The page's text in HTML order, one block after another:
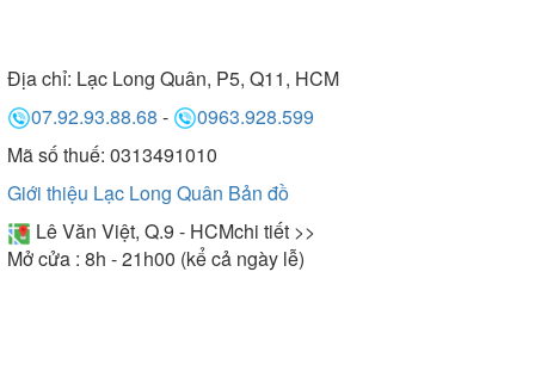
Địa chỉ: Lạc Long Quân, P5, Q11, HCM
07.92.93.88.68 -
0963.928.599
Mã số thuế: 0313491010
Giới thiệu Lạc Long Quân Bản đồ
Lê Văn Việt, Q.9 - HCMchi tiết >>
Mở cửa : 8h - 21h00 (kể cả ngày lễ)